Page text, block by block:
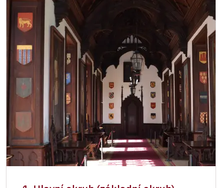
Průkaz zaměstnance NPÚ (+ až 3 rodinní
příslušníci)
zdarma
Průkaz Náš člověk *
zdarma
* Platí pouze pro jednu osobu (držitele
průkazu)